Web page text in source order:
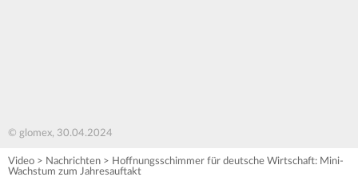
© glomex, 30.04.2024
Video > Nachrichten > Hoffnungsschimmer für deutsche Wirtschaft: Mini-
Wachstum zum Jahresauftakt